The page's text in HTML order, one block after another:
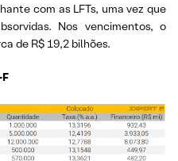
com as LFTs, uma vez que
Nos vencimentos, o
de R$ 19,2 bilhões.